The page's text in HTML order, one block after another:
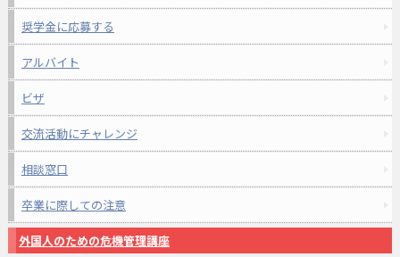
奨学金に応募する
アルバイト
ビザ
交流活動にチャレンジ
相談窓口
卒業に際しての注意
外国人のための危機管理講座